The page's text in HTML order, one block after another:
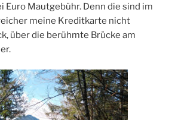
Euro Mautgebühr. Denn die sind im
meine Kreditkarte nicht
über die berühmte Brücke am